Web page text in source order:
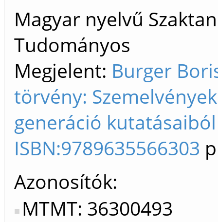
Magyar nyelvű
Tudományos
Megjelent: Burger
törvény:
generáció
ISBN:9789635566303
Azonosítók
MTMT: 36300493